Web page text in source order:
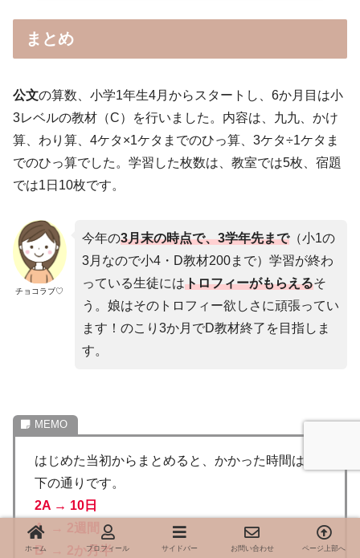
まとめ
公文の算数、小学1年生4月からスタートし、6か月目は小
3レベルの教材（C）を行いました。内容は、九九、かけ
算、わり算、4ケタ×1ケタまでのひっ算、3ケタ÷1ケタま
でのひっ算でした。学習した枚数は、教室では5枚、宿題
では1日10枚です。
チョコラブ♡
今年の3月末の時点で、3学年先まで（小1の
3月なので小4・D教材200まで）学習が終わ
っている生徒にはトロフィーがもらえるそ
う。娘はそのトロフィー欲しさに頑張ってい
ます！のこり3か月でD教材終了を目指しま
す。
はじめた当初からまとめると、かかった時間は以
下の通りです。
2A → 10日
A → 2週間
B → 2か月半
ホーム プロフィール サイドバー お問い合わせ ページ上部へ